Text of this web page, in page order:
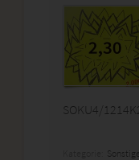
SOKU4/